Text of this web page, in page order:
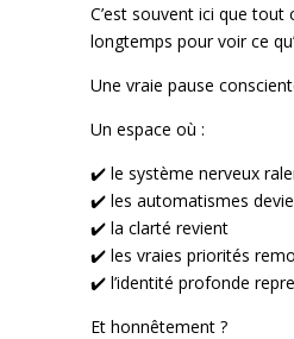
C’est souvent ici que tout
longtemps pour voir ce
Une vraie pause
Un espace où :
✔️ le système nerveux
✔️ les automatismes
✔️ la clarté revient
✔️ les vraies priorités
✔️ l’identité profonde
Et honnêtement ?